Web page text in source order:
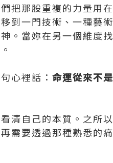
把那股重複的力量用
到一門技術、一種藝
。當妳在另一個維度
心裡話： 命運從來不
清自己的本質。之所
需要透過那種熟悉的